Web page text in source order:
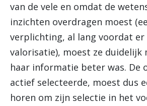
van de vele en omdat de
inzichten overdragen moest
verplichting, al lang voordat er
valorisatie), moest ze duidelijk
haar informatie beter was. De
actief selecteerde, moest dus
horen om zijn selectie in het